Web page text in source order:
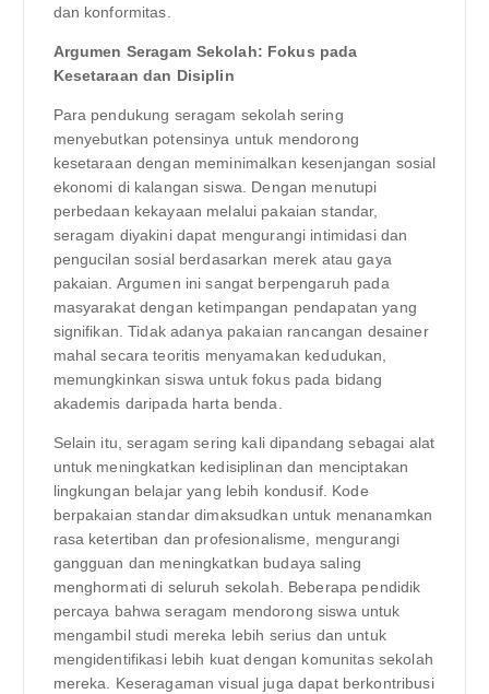
dan konformitas.
Argumen Seragam Sekolah: Fokus pada
Kesetaraan dan Disiplin
Para pendukung seragam sekolah sering
menyebutkan potensinya untuk mendorong
kesetaraan dengan meminimalkan kesenjangan sosial
ekonomi di kalangan siswa. Dengan menutupi
perbedaan kekayaan melalui pakaian standar,
seragam diyakini dapat mengurangi intimidasi dan
pengucilan sosial berdasarkan merek atau gaya
pakaian. Argumen ini sangat berpengaruh pada
masyarakat dengan ketimpangan pendapatan yang
signifikan. Tidak adanya pakaian rancangan desainer
mahal secara teoritis menyamakan kedudukan,
memungkinkan siswa untuk fokus pada bidang
akademis daripada harta benda.
Selain itu, seragam sering kali dipandang sebagai alat
untuk meningkatkan kedisiplinan dan menciptakan
lingkungan belajar yang lebih kondusif. Kode
berpakaian standar dimaksudkan untuk menanamkan
rasa ketertiban dan profesionalisme, mengurangi
gangguan dan meningkatkan budaya saling
menghormati di seluruh sekolah. Beberapa pendidik
percaya bahwa seragam mendorong siswa untuk
mengambil studi mereka lebih serius dan untuk
mengidentifikasi lebih kuat dengan komunitas sekolah
mereka. Keseragaman visual juga dapat berkontribusi